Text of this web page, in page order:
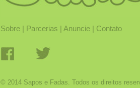
Sobre | Parcerias | Anuncie | Contato
© 2014 Sapos e Fadas. Todos os direitos